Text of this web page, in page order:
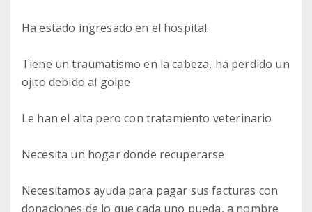
Ha estado ingresado en el hospital.
Tiene un traumatismo en la cabeza, ha perdido un
ojito debido al golpe
Le han el alta pero con tratamiento veterinario
Necesita un hogar donde recuperarse
Necesitamos ayuda para pagar sus facturas con
donaciones de lo que cada uno pueda, a nombre